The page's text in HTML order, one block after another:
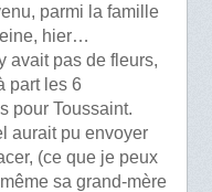
parmi la famille
hier…
avait pas de fleurs,
part les 6
pour Toussaint.
aurait pu envoyer
(ce que je peux
sa grand-mère